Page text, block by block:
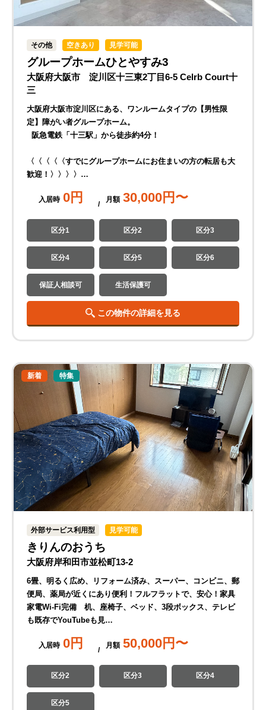
その他 空きあり 見学可能
グループホームひとやすみ3
大阪府大阪市 淀川区十三東2丁目6-5 Celrb Court十
三
入居時 0円 月 額 30,000円〜
大阪府大阪市淀川区にある、ワンルームタイプの【男性限
定】障がい者グループホーム。
阪急電鉄「十三駅」から徒歩約4分！
〈〈〈〈〈すでにグループホームにお住まいの方の転居も大
歓迎！〉〉〉〉…
区分1 区分2 区分3
区分4 区分5 区分6
保証人相談可 生活保護可
この物件の詳細を見る
新着 特集
外部サービス利用型 見学可能
きりんのおうち
大阪府岸和田市並松町13-2
入居時 0円 月額 50,000円〜
6畳、明るく広め、リフォーム済み、スーパー、コンビニ、郵
便局、薬局が近くにあり便利！フルフラットで、安心！家具
家電Wi-Fi完備 机、座椅子、ベッド、3段ボックス、テレビ
も既存でYouTubeも見…
区分2 区分3 区分4
区分5